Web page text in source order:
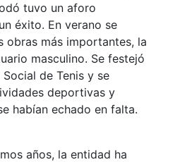
tuvo un aforo
éxito. En verano se
obras más importantes, la
masculino. Se festejó
de Tenis y se
deportivas y
habían echado en falta.
años, la entidad ha